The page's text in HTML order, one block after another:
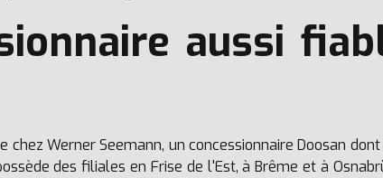
aussi
chez Werner Seemann, un concessionnaire Doosan
des filiales en Frise de l'Est, à Brême et à